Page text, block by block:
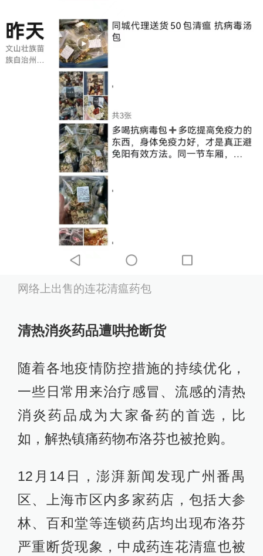
网络上出售的连花清瘟药包
清热消炎药品遭哄抢断货
随着各地疫情防控措施的持续优化，
一些日常用来治疗感冒、流感的清热
消炎药品成为大家备药的首选，比
如，解热镇痛药物布洛芬也被抢购。
12月14日，澎湃新闻发现广州番禺
区、上海市区内多家药店，包括大参
林、百和堂等连锁药店均出现布洛芬
严重断货现象，中成药连花清瘟也被